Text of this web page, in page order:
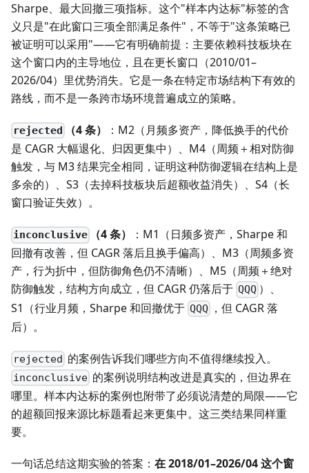
Sharpe、最大回撤三项指标。这个"样本内达标"标签的含
义只是"在此窗口三项全部满足条件"，不等于"这条策略已
被证明可以采用"——它有明确前提：主要依赖科技板块在
这个窗口内的主导地位，且在更长窗口（2010/01–
2026/04）里优势消失。它是一条在特定市场结构下有效的
路线，而不是一条跨市场环境普遍成立的策略。
rejected （4 条）
：M2（月频多资产，降低换手的代价
是 CAGR 大幅退化、归因更集中）、M4（周频＋相对防御
触发，与 M3 结果完全相同，证明这种防御逻辑在结构上是
多余的）、S3（去掉科技板块后超额收益消失）、S4（长
窗口验证失效）。
inconclusive （4 条）
：M1（日频多资产，Sharpe 和
回撤有改善，但 CAGR 落后且换手偏高）、M3（周频多资
产，行为折中，但防御角色仍不清晰）、M5（周频＋绝对
防御触发，结构方向成立，但 CAGR 仍落后于 QQQ ）、
S1（行业月频，Sharpe 和回撤优于 QQQ ，但 CAGR 落
后）。
rejected 的案例告诉我们哪些方向不值得继续投入。
inconclusive 的案例说明结构改进是真实的，但边界在
哪里。样本内达标的案例也附带了必须说清楚的局限——它
的超额回报来源比标题看起来更集中。这三类结果同样重
要。
一句话总结这期实验的答案： 在 2018/01–2026/04 这个窗